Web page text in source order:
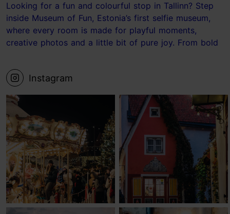
Looking for a fun and colourful stop in Tallinn? Step
inside Museum of Fun, Estonia’s first selfie museum,
where every room is made for playful moments,
creative photos and a little bit of pure joy. From bold
the kind of place where your camera roll fills up fast.
📍 Museum of Fun, Tallinn Save this for your next
#Tallinnideas
Instagram